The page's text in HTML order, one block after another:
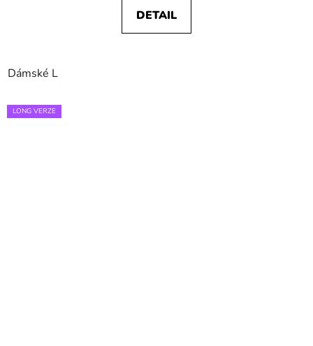
DETAIL
Dámské L
LONG VERZE